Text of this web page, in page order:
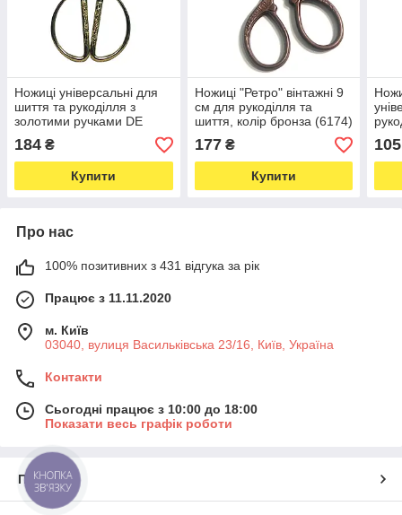
Ножиці універсальні для
шиття та рукоділля з
золотими ручками DE
XIAN 173mm (6.8") К44
(6670)
184 ₴
Купити
Ножиці "Ретро" вінтажні 9
см для рукоділля та
шиття, колір бронза (6174)
177₴
Купити
(7")
105
Про нас
100% позитивних з 431 відгука за рік
Працює з 11.11.2020
м. Київ
03040, вулиця Васильківська 23/16, Київ, Україна
Контакти
Сьогодні працює з 10:00 до 18:00
Показати весь графік роботи
Про нас
КНОПКА
ЗВ'ЯЗКУ